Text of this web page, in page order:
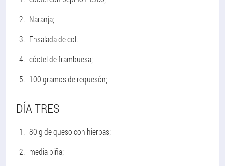
Naranja;
Ensalada de col.
cóctel de frambuesa;
100 gramos de requesón;
DÍA TRES
80 g de queso con hierbas;
media piña;